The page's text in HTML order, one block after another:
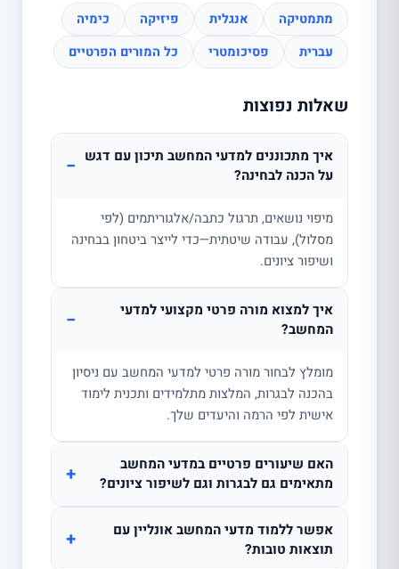
מתמטיקה אנגלית פיזיקה
כימיה
עברית
פסיכומטרי כל המורים הפרטיים
שאלות נפוצות
איך מתכוננים למדעי המחשב תיכון עם דגש
על הכנה לבחינה?
−
מיפוי נושאים, תרגול כתבה/אלגוריתמים (לפי
מסלול), עבודה שיטתית—כדי לייצר ביטחון בבחינה
ושיפור ציונים.
איך למצוא מורה פרטי מקצועי למדעי
המחשב?
−
מומלץ לבחור מורה פרטי למדעי המחשב עם ניסיון
בהכנה לבגרות, המלצות מתלמידים ותכנית לימוד
אישית לפי הרמה והיעדים שלך.
האם שיעורים פרטיים במדעי המחשב
מתאימים גם לבגרות וגם לשיפור ציונים?
+
אפשר ללמוד מדעי המחשב אונליין עם
תוצאות טובות?
+